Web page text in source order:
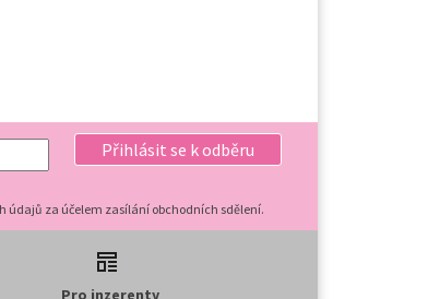
Přihlásit se k odběru
údajů za účelem zasílání obchodních sdělení.
Pro inzerenty